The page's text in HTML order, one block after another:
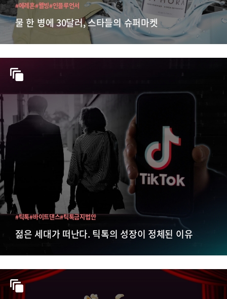
물 한 병에 30달러, 스타들의 슈퍼마켓
#에레혼#웰빙#인플루언서
젊은 세대가 떠난다. 틱톡의 성장이 정체된 이유
#틱톡#바이트댄스#틱톡금지법안